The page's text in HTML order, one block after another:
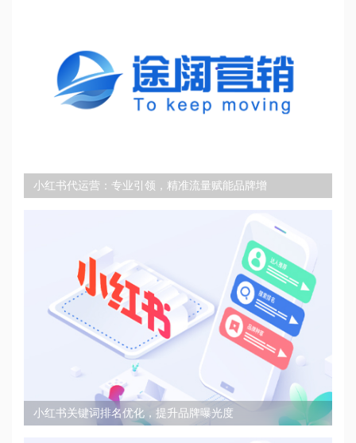
小红书代运营：专业引领，精准流量赋能品牌增
小红书关键词排名优化，提升品牌曝光度